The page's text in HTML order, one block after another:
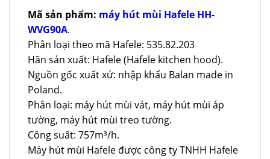
Mã sản phẩm: máy hút mùi Hafele HH-
WVG90A.
Phân loại theo mã Hafele: 535.82.203
Hãn sản xuất: Hafele (Hafele kitchen hood).
Nguồn gốc xuất xứ: nhập khẩu Balan made in
Poland.
Phân loại: máy hút mùi vát, máy hút mùi áp
tường, máy hút mùi treo tường.
Công suất: 757m³/h.
Máy hút mùi Hafele được công ty TNHH Hafele